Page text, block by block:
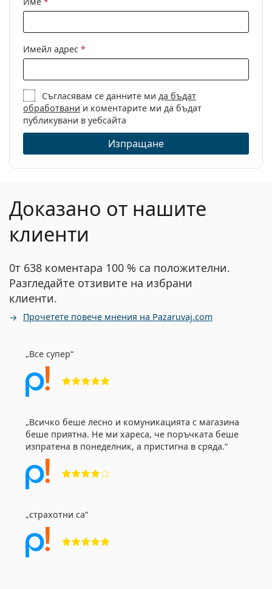
Други
Категория:
Марка:
Код:
Имейл адрес *
Съгласявам се данните ми да бъдат
обработвани и коментарите ми да бъдат
публикувани в уебсайта
Изпращане
Доказано от нашите
клиенти
0т 638 коментара 100 % са положителни.
Разгледайте отзивите на избрани
клиенти.
Прочетете повече мнения на Pazaruvaj.com
Все супер
Всичко беше лесно и комуникацията с магазина
беше приятна. Не ми хареса, че поръчката беше
изпратена в понеделник, а пристигна в сряда.
страхотни са